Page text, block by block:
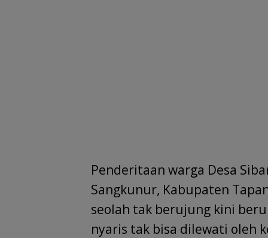
Penderitaan warga Desa
Sangkunur, Kabupaten
seolah tak berujung kini
nyaris tak bisa dilewati oleh